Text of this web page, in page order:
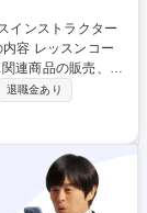
連商品の販売、新
がたくさんありま
ことができるの
員同士の仲も良
事が終わったら仲
退職金あり